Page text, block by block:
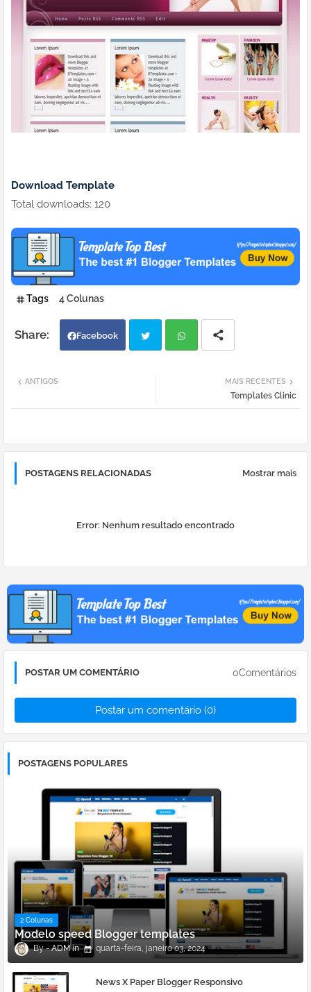
Download Template
Total downloads: 120
Tags 4 Colunas
Facebook
MAIS RECENTES
Templates Clinic
ANTIGOS
POSTAGENS RELACIONADAS Mostrar mais
Error: Nenhum resultado encontrado
POSTAR UM COMENTÁRIO 0Comentários
Postar um comentário (0)
POSTAGENS POPULARES
2 Colunas
Modelo speed Blogger templates
ADM quarta-feira, janeiro 03, 2024
News X Paper Blogger Responsivo